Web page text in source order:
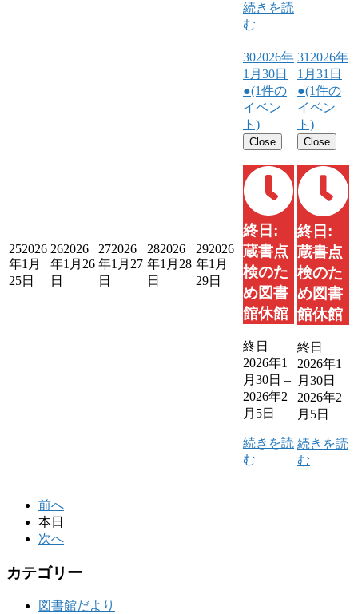
続きを読
む
252026
年1月
25日
262026
年1月26
日
272026
年1月27
日
282026
年1月28
日
292026
年1月
29日
302026年
1月30日
●(1件の
イベン
ト)
Close
終日:
蔵書点
検のた
め図書
館休館
終日
2026年1
月30日 –
2026年2
月5日
続きを読
む
31 2026年
1月31日
●(1件の
イベン
ト)
Close
終日:
蔵書点
検のた
め図書
館休館
終日
2026年1
月30日 –
2026年2
月5日
続きを読
む
前へ
本日
次へ
カテゴリー
図書館だより